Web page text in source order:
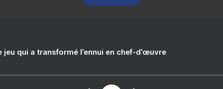
jeu qui a transformé l’ennui en chef-d’œuvre